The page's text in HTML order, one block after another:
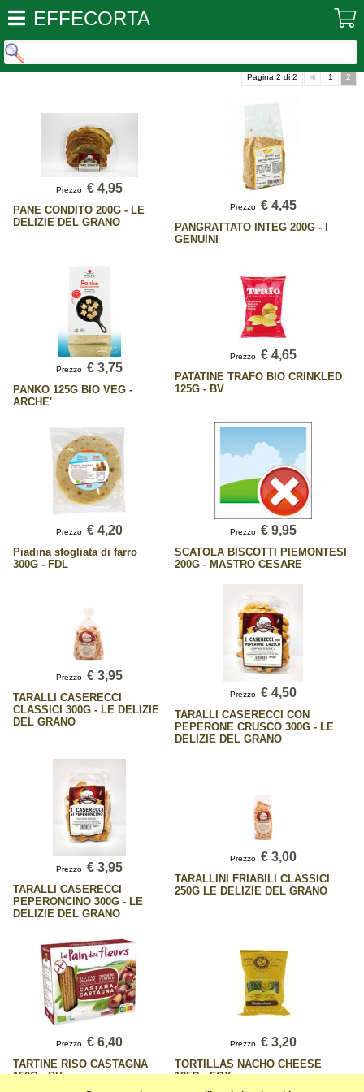
EFFECORTA
Pagina 2 di 2 1 2
Prezzo € 4,95
PANE CONDITO 200G - LE
DELIZIE DEL GRANO
Prezzo € 4,45
PANGRATTATO INTEG 200G - I
GENUINI
Prezzo € 3,75
PANKO 125G BIO VEG -
ARCHE'
Prezzo € 4,65
PATATINE TRAFO BIO CRINKLED
125G - BV
Prezzo € 4,20
Piadina sfogliata di farro
300G - FDL
Prezzo € 9,95
SCATOLA BISCOTTI PIEMONTESI
200G - MASTRO CESARE
Prezzo € 3,95
TARALLI CASERECCI
CLASSICI 300G - LE DELIZIE
DEL GRANO
Prezzo € 4,50
TARALLI CASERECCI CON
PEPERONE CRUSCO 300G - LE
DELIZIE DEL GRANO
Prezzo € 3,95
TARALLI CASERECCI
PEPERONCINO 300G - LE
DELIZIE DEL GRANO
Prezzo € 3,00
TARALLINI FRIABILI CLASSICI
250G LE DELIZIE DEL GRANO
Prezzo € 6,40
TARTINE RISO CASTAGNA
150G - BV
Prezzo € 3,20
TORTILLAS NACHO CHEESE
125G - FOX